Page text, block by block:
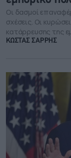
Οι δασμοί
σχέσεις. Οι
κατάρρευσης της
ΚΩΣΤΑΣ ΣΑΡΡΗΣ